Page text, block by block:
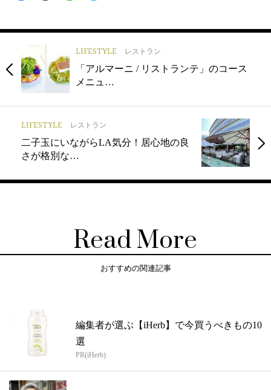
LIFESTYLE レストラン
「アルマーニ / リストランテ」のコース
メニュ…
LIFESTYLE レストラン
二子玉にいながらLA気分！居心地の良
さが格別な…
Read More
おすすめの関連記事
編集者が選ぶ【iHerb】で今買うべきもの10
選
PR(iHerb)